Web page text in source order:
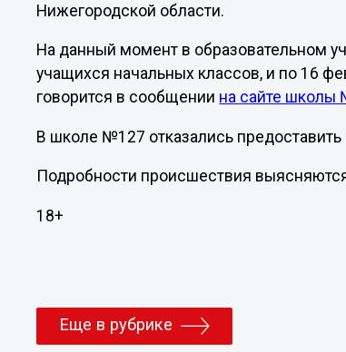
Нижегородской области.
На данный момент в образовательном
учащихся начальных классов, и по 16
говорится в сообщении на сайте школы
В школе №127 отказались
Подробности происшествия
18+
Еще в рубрике